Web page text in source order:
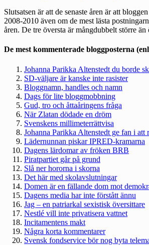
Slutsatsen är att de senaste åren är att
2008-2010 även om de mest lästa
åren. De tre översta är mångdubbelt större än
De mest kommenterade bloggposterna
Johanna Parikka Altenstedt du borde
SD-väljare är kanske inte rasister
Bloggnamn, handles och namn
Dags för lite bloggmobbning
Gud, tro och åttaåringens fråga
När Zlatan dödade en dröm
Svenskens millimeterrättvisa
Johanna Parikka Altenstedt ge fan i att
Lädernunnan piskar IPRED-kramarna
Dagens lärdomar av fröken BRB
Piratpartiet går på grund
Slå ner hororna i skorna
Det här med skolavslutningar
Domen är en fällande dom mot
Dagens media har inte förstått ännu
Jag – en patriarkal sexistisk översittare
Nestlé vill inte privatisera vattnet
Incitamentens makt
Några korta kommentarer
Svensk fondservice bör nog byta